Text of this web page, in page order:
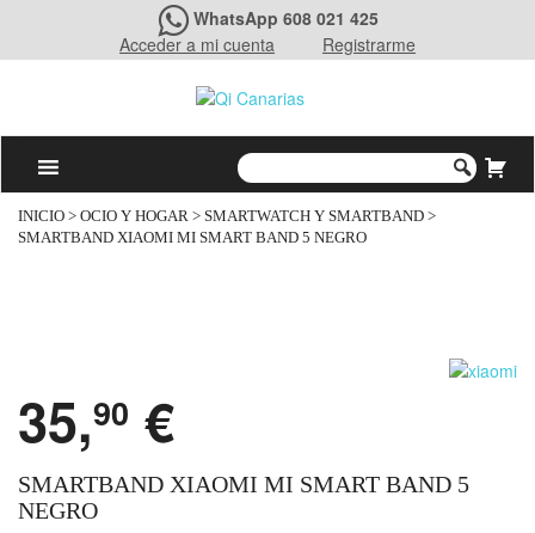
WhatsApp 608 021 425
Acceder a mi cuenta
Registrarme
INICIO > OCIO Y HOGAR > SMARTWATCH Y SMARTBAND >
SMARTBAND XIAOMI MI SMART BAND 5 NEGRO
35,90 €
SMARTBAND XIAOMI MI SMART BAND 5
NEGRO